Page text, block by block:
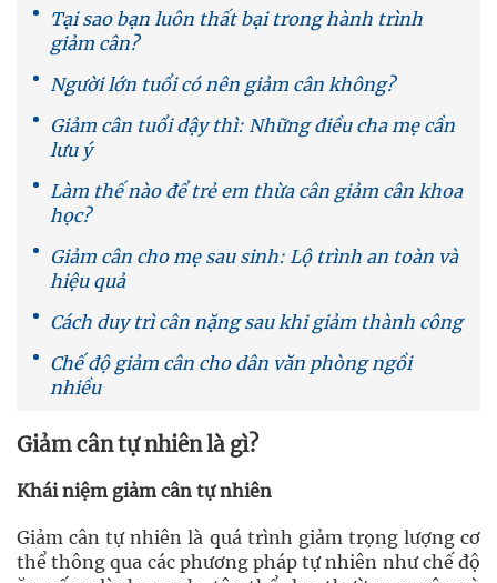
Tại sao bạn luôn thất bại trong hành trình
giảm cân?
Người lớn tuổi có nên giảm cân không?
Giảm cân tuổi dậy thì: Những điều cha mẹ cần
lưu ý
Làm thế nào để trẻ em thừa cân giảm cân khoa
học?
Giảm cân cho mẹ sau sinh: Lộ trình an toàn và
hiệu quả
Cách duy trì cân nặng sau khi giảm thành công
Chế độ giảm cân cho dân văn phòng ngồi
nhiều
Giảm cân tự nhiên là gì?
Khái niệm giảm cân tự nhiên
Giảm cân tự nhiên là quá trình giảm trọng lượng cơ
thể thông qua các phương pháp tự nhiên như chế độ